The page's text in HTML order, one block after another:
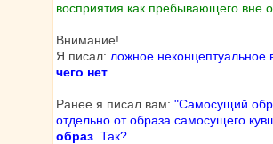
восприятия как пребывающего вне
Внимание!
Я писал: ложное неконцептуальное
чего нет
Ранее я писал вам: "Самосущий
отдельно от образа самосущего
образ . Так?